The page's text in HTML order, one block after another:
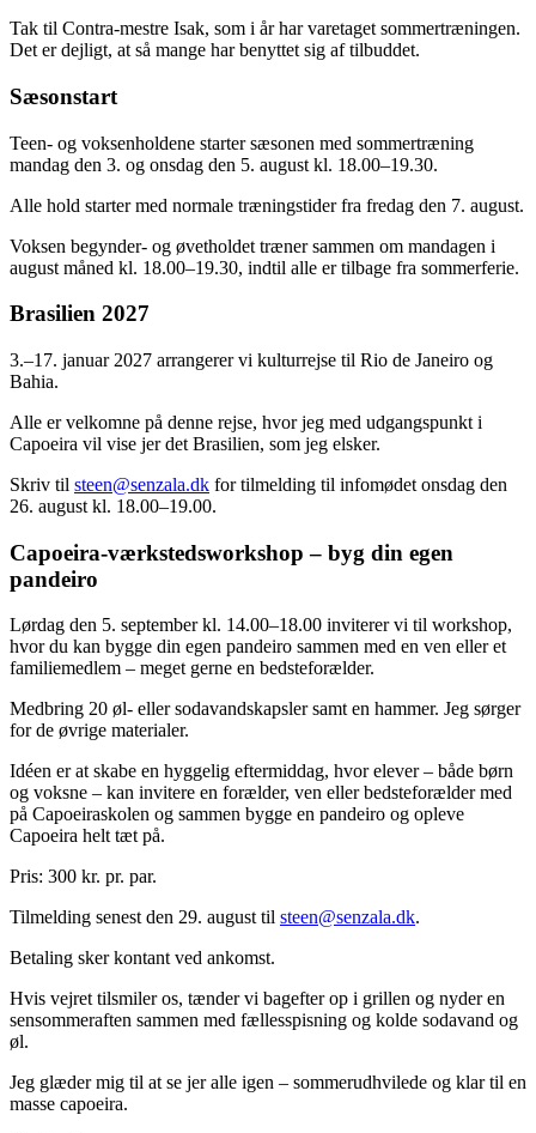
Tak til Contra-mestre Isak, som i år har varetaget sommertræningen.
Det er dejligt, at så mange har benyttet sig af tilbuddet.
Sæsonstart
Teen- og voksenholdene starter sæsonen med sommertræning
mandag den 3. og onsdag den 5. august kl. 18.00–19.30.
Alle hold starter med normale træningstider fra fredag den 7. august.
Voksen begynder- og øvetholdet træner sammen om mandagen i
august måned kl. 18.00–19.30, indtil alle er tilbage fra sommerferie.
Brasilien 2027
3.–17. januar 2027 arrangerer vi kulturrejse til Rio de Janeiro og
Bahia.
Alle er velkomne på denne rejse, hvor jeg med udgangspunkt i
Capoeira vil vise jer det Brasilien, som jeg elsker.
Skriv til steen@senzala.dk for tilmelding til infomødet onsdag den
26. august kl. 18.00–19.00.
Capoeira-værkstedsworkshop – byg din egen
pandeiro
Lørdag den 5. september kl. 14.00–18.00 inviterer vi til workshop,
hvor du kan bygge din egen pandeiro sammen med en ven eller et
familiemedlem – meget gerne en bedsteforælder.
Medbring 20 øl- eller sodavandskapsler samt en hammer. Jeg sørger
for de øvrige materialer.
Idéen er at skabe en hyggelig eftermiddag, hvor elever – både børn
og voksne – kan invitere en forælder, ven eller bedsteforælder med
på Capoeiraskolen og sammen bygge en pandeiro og opleve
Capoeira helt tæt på.
Pris: 300 kr. pr. par.
Tilmelding senest den 29. august til steen@senzala.dk.
Betaling sker kontant ved ankomst.
Hvis vejret tilsmiler os, tænder vi bagefter op i grillen og nyder en
sensommeraften sammen med fællesspisning og kolde sodavand og
øl.
Jeg glæder mig til at se jer alle igen – sommerudhvilede og klar til en
masse capoeira.